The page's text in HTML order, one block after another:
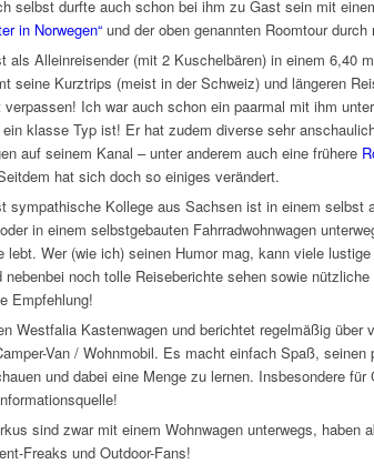
selbst durfte auch schon bei ihm zu Gast sein mit
in Norwegen“ und der oben genannten Roomtour durch
als Alleinreisender (mit 2 Kuschelbären) in einem 6,40
seine Kurztrips (meist in der Schweiz) und längeren
Ich war auch schon ein paarmal mit ihm
klasse Typ ist! Er hat zudem diverse sehr
auf seinem Kanal – unter anderem auch eine frühere
hat sich doch so einiges verändert.
sympathische Kollege aus Sachsen ist in einem selbst
in einem selbstgebauten Fahrradwohnwagen
lebt. Wer (wie ich) seinen Humor mag, kann viele
nebenbei noch tolle Reiseberichte sehen sowie
Empfehlung!
Westfalia Kastenwagen und berichtet regelmäßig über
Van / Wohnmobil. Es macht einfach Spaß, seinen
und dabei eine Menge zu lernen. Insbesondere für
sind zwar mit einem Wohnwagen unterwegs, haben
Freaks und Outdoor-Fans!